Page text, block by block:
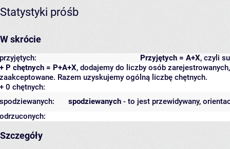
Statystyki próśb
W skrócie
Przyjętych = A+X, czyli
przyjętych:
+ P chętnych = P+A+X, dodajemy do liczby osób
zaakceptowane. Razem uzyskujemy ogólną liczbę chętnych.
+ 0 chętnych:
spodziewanych - to jest przewidywany,
spodziewanych:
odrzuconych:
Szczegóły